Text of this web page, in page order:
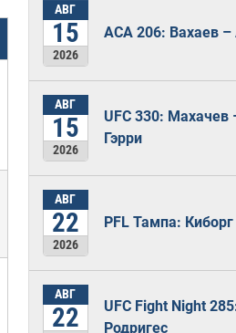
АВГ
15
2026
ACA 206: Вахаев
АВГ
15
2026
UFC 330:
Гэрри
АВГ
22
2026
PFL Тампа:
АВГ
22
UFC Fight Night
Родригес